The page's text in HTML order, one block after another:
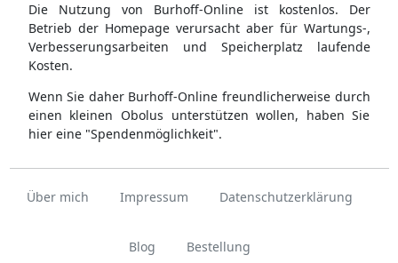
Die Nutzung von Burhoff-Online ist kostenlos. Der
Betrieb der Homepage verursacht aber für Wartungs-,
Verbesserungsarbeiten und Speicherplatz laufende
Kosten.
Wenn Sie daher Burhoff-Online freundlicherweise durch
einen kleinen Obolus unterstützen wollen, haben Sie
hier eine "Spendenmöglichkeit".
Über mich Impressum Datenschutzerklärung
Blog Bestellung